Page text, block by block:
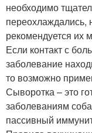
необходимо
переохлаждались,
рекомендуется их
Если контакт с
заболевание
то возможно
Сыворотка – это
заболеваниям
пассивный